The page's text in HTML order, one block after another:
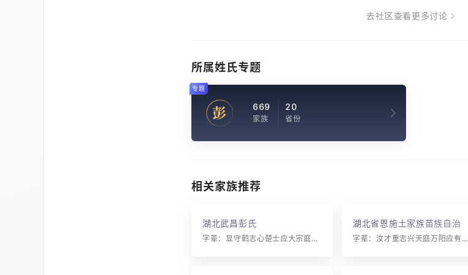
去社区查看更多讨论
所属姓氏专题
彭 669
家族
20
省份
专题
相关家族推荐
湖北武昌彭氏
字辈：显守鹤志心楚士应大宗庭其学万镒
湖北省恩施土家族苗族自治州
彭氏
字辈：汝才重志兴天庭万阳应有正安宗国乾道大光明祖泽昭文学忠孝著家邦一本开际会世代振刚常